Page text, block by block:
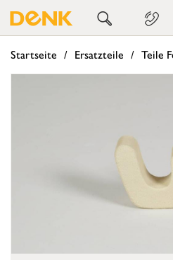
Startseite Ersatzteile Teile